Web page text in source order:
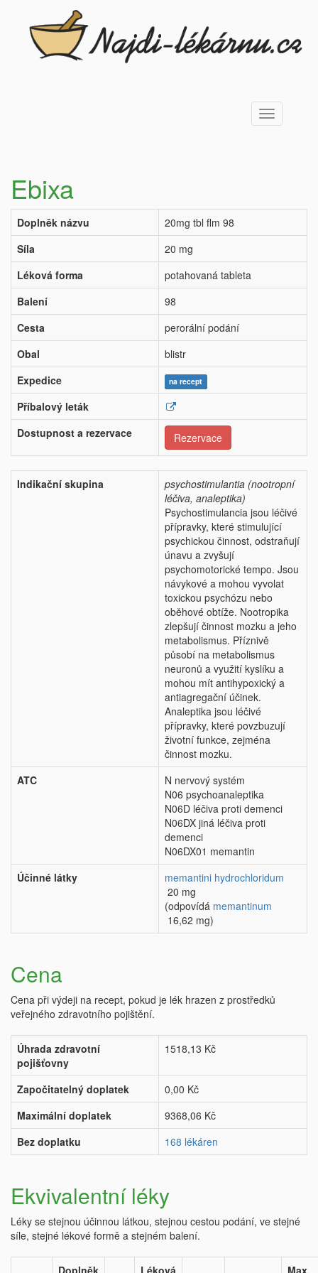
Toggle
navigation
Ebixa
Doplněk názvu
20mg tbl flm 98
Síla
20 mg
Léková forma
potahovaná tableta
Balení
98
Cesta
perorální podání
Obal
blistr
Expedice
na recept
Příbalový leták
Dostupnost a rezervace
Rezervace
Indikační skupina
psychostimulantia (nootropní
léčiva, analeptika)
Psychostimulancia jsou léčivé
přípravky, které stimulující
psychickou činnost, odstraňují
únavu a zvyšují
psychomotorické tempo. Jsou
návykové a mohou vyvolat
toxickou psychózu nebo
oběhové obtíže. Nootropika
zlepšují činnost mozku a jeho
metabolismus. Příznivě
působí na metabolismus
neuronů a využití kyslíku a
mohou mít antihypoxický a
antiagregační účinek.
Analeptika jsou léčivé
přípravky, které povzbuzují
životní funkce, zejména
činnost mozku.
ATC
N nervový systém
N06 psychoanaleptika
N06D léčiva proti demenci
N06DX jiná léčiva proti
demenci
N06DX01 memantin
Účinné látky
memantini hydrochloridum
20 mg
(odpovídá memantinum
16,62 mg)
Cena
Cena při výdeji na recept, pokud je lék hrazen z prostředků
veřejného zdravotního pojištění.
Úhrada zdravotní
pojišťovny
1518,13 Kč
Započitatelný doplatek
0,00 Kč
Maximální doplatek
9368,06 Kč
Bez doplatku
168 lékáren
Ekvivalentní léky
Léky se stejnou účinnou látkou, stejnou cestou podání, ve stejné
síle, stejné lékové formě a stejném balení.